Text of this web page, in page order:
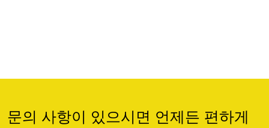
문의 사항이 있으시면 언제든 편하게